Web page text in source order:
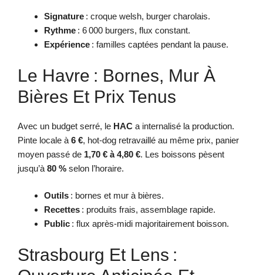
Signature : croque welsh, burger charolais.
Rythme : 6 000 burgers, flux constant.
Expérience : familles captées pendant la pause.
Le Havre : Bornes, Mur À
Bières Et Prix Tenus
Avec un budget serré, le HAC a internalisé la production.
Pinte locale à 6 €, hot-dog retravaillé au même prix, panier
moyen passé de 1,70 € à 4,80 €. Les boissons pèsent
jusqu’à 80 % selon l’horaire.
Outils : bornes et mur à bières.
Recettes : produits frais, assemblage rapide.
Public : flux après-midi majoritairement boisson.
Strasbourg Et Lens :